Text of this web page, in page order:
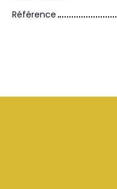
Référence